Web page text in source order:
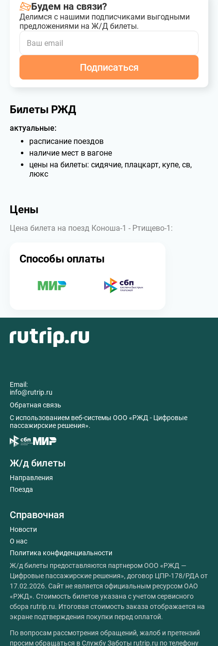
Будем на связи?
Делимся с нашими подписчиками выгодными
предложениями на Ж/Д билеты.
Подписаться
Билеты РЖД
актуальные:
расписание поездов
наличие мест в вагоне
цены на билеты: сидячие, плацкарт, купе, св,
люкс
Цены
Цена билета на поезд Коноша-1 - Ртищево-1:
Способы оплаты
Email:
info@rutrip.ru
Обратная связь
C использованием веб-системы ООО «РЖД - Цифровые
пассажирские решения».
Ж/д билеты
Направления
Поезда
Справочная
Новости
О нас
Политика конфиденциальности
Ж/д билеты предоставляются партнером ООО «РЖД —
Цифровые пассажирские решения», договор ЦПР-178/РДА от
17.02.2026. Сайт не является официальным ресурсом ОАО
«РЖД». Стоимость билетов указана с учетом сервисного
сбора rutrip.ru. Итоговая стоимость заказа отображается на
экране подтверждения покупки перед оплатой.
По вопросам рассмотрения обращений, жалоб и претензий
просим обращаться в Службу Заботы rutrip.ru по телефону